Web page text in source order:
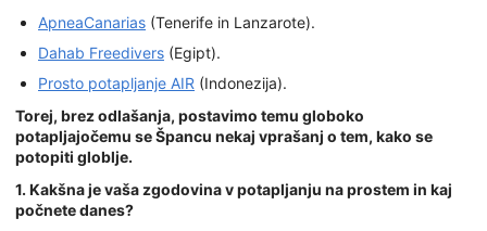
ApneaCanarias (Tenerife in Lanzarote).
Dahab Freedivers (Egipt).
Prosto potapljanje AIR (Indonezija).
Torej, brez odlašanja, postavimo temu globoko
potapljajočemu se Špancu nekaj vprašanj o tem, kako se
potopiti globlje.
1. Kakšna je vaša zgodovina v potapljanju na prostem in kaj
počnete danes?